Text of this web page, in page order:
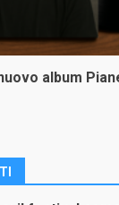
album